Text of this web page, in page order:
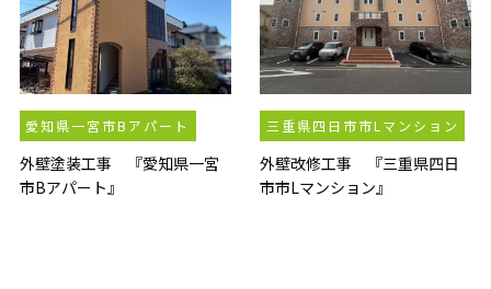
愛知県一宮市Bアパート
外壁塗装工事 『愛知県一宮
市Bアパート』
三重県四日市市Lマンション
外壁改修工事 『三重県四日
市市Lマンション』